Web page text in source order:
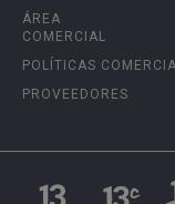
ÁREA
COMERCIAL
POLÍTICAS
PROVEEDORES